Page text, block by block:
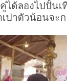
ด้ลองไปปั้น
ปาตัวน้อนจะ